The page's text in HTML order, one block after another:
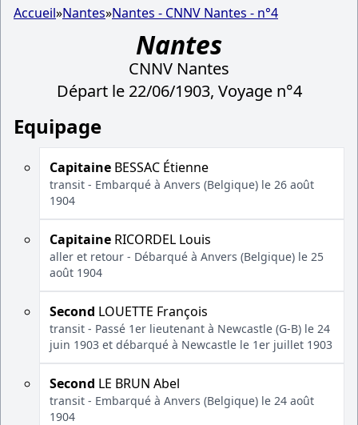
Accueil»Nantes»Nantes - CNNV Nantes - n°4
Nantes
CNNV Nantes
Départ le 22/06/1903, Voyage n°4
Equipage
Capitaine BESSAC Étienne
transit - Embarqué à Anvers (Belgique) le 26 août
1904
Capitaine RICORDEL Louis
aller et retour - Débarqué à Anvers (Belgique) le 25
août 1904
Second LOUETTE François
transit - Passé 1er lieutenant à Newcastle (G-B) le 24
juin 1903 et débarqué à Newcastle le 1er juillet 1903
Second LE BRUN Abel
transit - Embarqué à Anvers (Belgique) le 24 août
1904